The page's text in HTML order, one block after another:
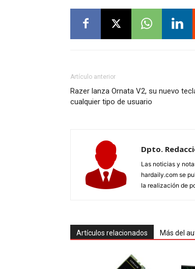
Artículo anterior
Razer lanza Ornata V2, su nuevo
cualquier tipo de usuario
Dpto.
Las noticias y
hardaily.com se
la realización de
Artículos relacionados Más del